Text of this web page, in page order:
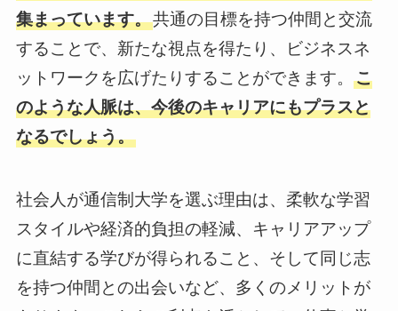
集まっています。共通の目標を持つ仲間と交流
することで、新たな視点を得たり、ビジネスネ
ットワークを広げたりすることができます。 こ
のような人脈は、今後のキャリアにもプラスと
なるでしょう。
社会人が通信制大学を選ぶ理由は、柔軟な学習
スタイルや経済的負担の軽減、キャリアアップ
に直結する学びが得られること、そして同じ志
を持つ仲間との出会いなど、多くのメリットが